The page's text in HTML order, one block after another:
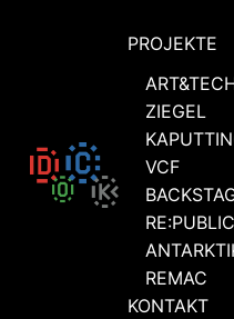
PROJEKTE
ZIEGEL
VCF
REMAC
KONTAKT
ART&TECH